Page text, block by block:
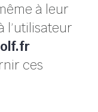
à leur
l’utilisateur
ces